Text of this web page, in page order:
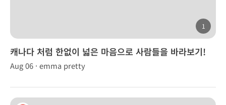
1
캐나다 처럼 한없이 넓은 마음으로 사람들을 바라보기!
Aug 06 · emma pretty